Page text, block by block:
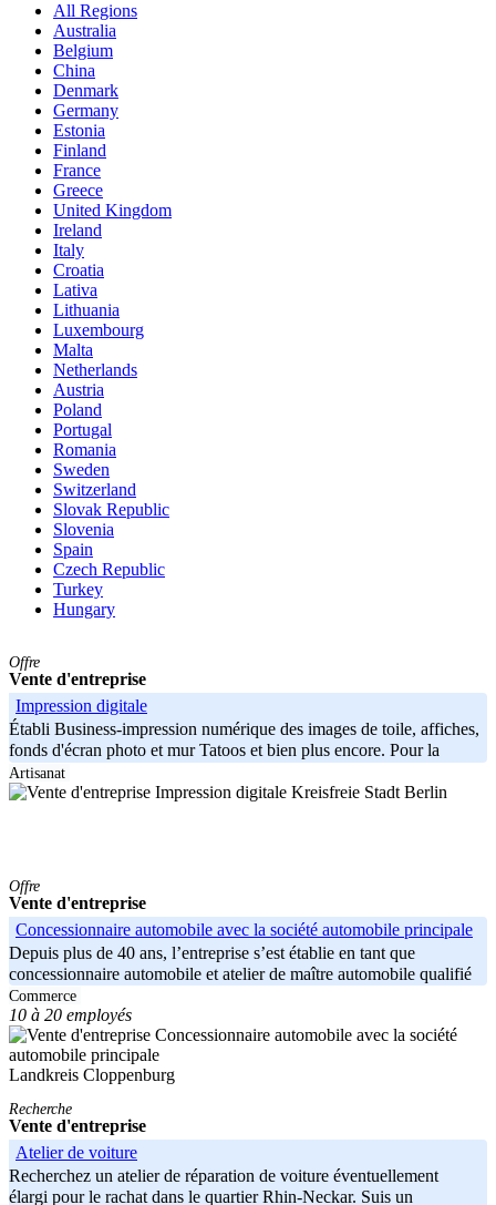
All Regions
Australia
Belgium
China
Denmark
Germany
Estonia
Finland
France
Greece
United Kingdom
Ireland
Italy
Croatia
Lativa
Lithuania
Luxembourg
Malta
Netherlands
Austria
Poland
Portugal
Romania
Sweden
Switzerland
Slovak Republic
Slovenia
Spain
Czech Republic
Turkey
Hungary
Offre
Vente d'entreprise
Impression digitale
Établi Business-impression numérique des images de toile, affiches,
fonds d'écran photo et mur Tatoos et bien plus encore. Pour la
vente
Artisanat
Kreisfreie Stadt Berlin
Offre
Vente d'entreprise
Concessionnaire automobile avec la société automobile principale
Depuis plus de 40 ans, l’entreprise s’est établie en tant que
concessionnaire automobile et atelier de maître automobile qualifié
dans la
Commerce
10 à 20 employés
Landkreis Cloppenburg
Recherche
Vente d'entreprise
Atelier de voiture
Recherchez un atelier de réparation de voiture éventuellement
élargi pour le rachat dans le quartier Rhin-Neckar. Suis un